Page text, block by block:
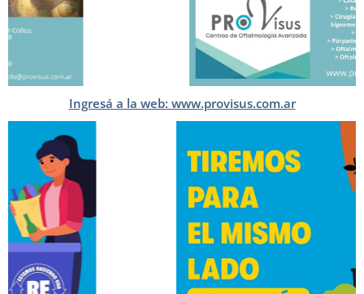
Ingresá a la web: www.provisus.com.ar